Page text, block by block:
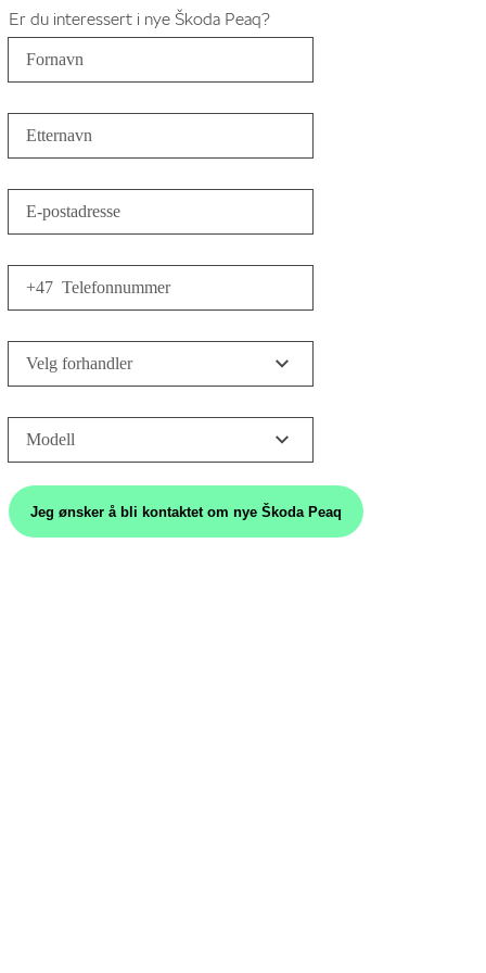
Er du interessert i nye Škoda Peaq?
Fornavn
Etternavn
E-postadresse
+47 Telefonnummer
Velg forhandler
Modell
Jeg ønsker å bli kontaktet om nye Škoda Peaq